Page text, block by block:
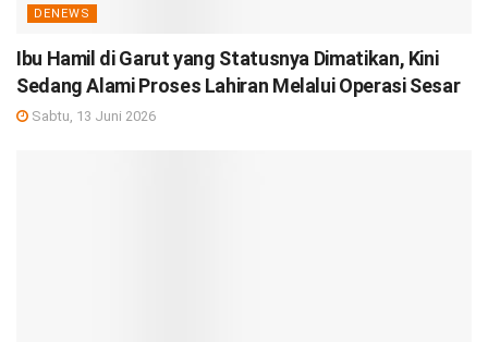
DENEWS
Ibu Hamil di Garut yang Statusnya Dimatikan, Kini
Sedang Alami Proses Lahiran Melalui Operasi Sesar
Sabtu, 13 Juni 2026